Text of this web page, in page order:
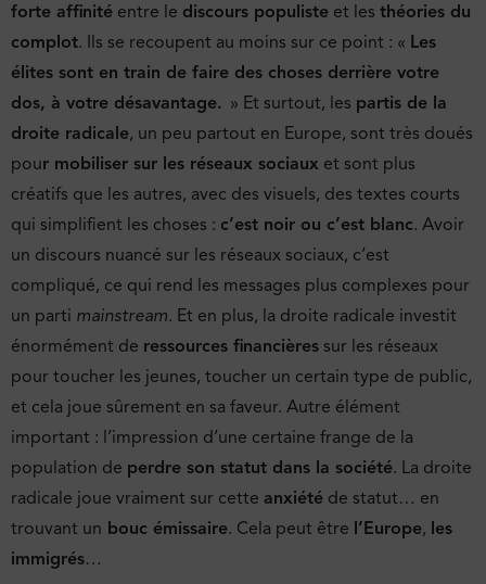
forte affinité entre le discours populiste et les théories du
complot. Ils se recoupent au moins sur ce point : « Les
élites sont en train de faire des choses derrière votre
dos, à votre désavantage. » Et surtout, les partis de la
droite radicale, un peu partout en Europe, sont très doués
pour mobiliser sur les réseaux sociaux et sont plus
créatifs que les autres, avec des visuels, des textes courts
qui simplifient les choses : c’est noir ou c’est blanc. Avoir
un discours nuancé sur les réseaux sociaux, c’est
compliqué, ce qui rend les messages plus complexes pour
un parti mainstream. Et en plus, la droite radicale investit
énormément de ressources financières sur les réseaux
pour toucher les jeunes, toucher un certain type de public,
et cela joue sûrement en sa faveur. Autre élément
important : l’impression d’une certaine frange de la
population de perdre son statut dans la société. La droite
radicale joue vraiment sur cette anxiété de statut… en
trouvant un bouc émissaire. Cela peut être l’Europe, les
immigrés…